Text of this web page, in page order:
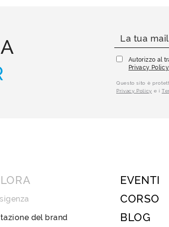
Autorizzo al
Privacy Policy
Questo sito è
Privacy Policy e i
del brand
EVENTI
CORSO
BLOG